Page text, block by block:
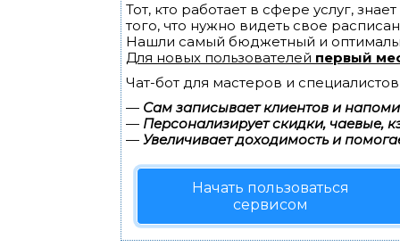
Тот, кто работает в сфере услуг,
того, что нужно видеть свое
Нашли самый бюджетный и
Для новых пользователей первый
Чат-бот для мастеров и
— Сам записывает клиентов и
— Персонализирует скидки, чаевые,
— Увеличивает доходимость и
Начать пользоваться
сервисом